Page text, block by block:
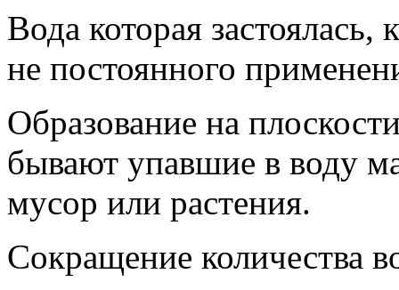
Вода которая застоялась,
не постоянного
Образование на
бывают упавшие в воду
мусор или растения.
Сокращение количества